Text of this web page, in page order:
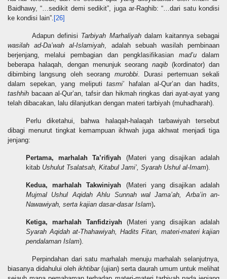
Baidhawy, “…sedikit demi sedikit”, juga ar-Raghib: “…dari satu kondisi
ke kondisi lain”. [26]
Adapun definisi Tarbiyah Marhaliyahdalam kaitannya sebagai
wasilah ad-Da’wah al-Islamiyah, adalah sebuah wasilah pembinaan
berjenjang, melalui pembagian dan pengklasifikasian mad’u dalam
beberapa halaqah, dengan menunjuk seorangnaqib (kordinator) dan
dibimbing langsung oleh seorang murobbi. Durasi pertemuan sekali
dalam sepekan, yang meliputi tasmi’ hafalan al-Qur’an dan hadits,
tashhih bacaan al-Qur’an, tafsir dan hikmah ringkas dari ayat-ayat yang
telah dibacakan, lalu dilanjutkan dengan materi tarbiyah (muhadharah).
Perlu diketahui, bahwa halaqah-halaqah tarbawiyah tersebut
dibagi menurut tingkat kemampuan ikhwah juga akhwat menjadi tiga
jenjang:
Pertama, marhalah Ta’rifiyah (Materi yang disajikan adalah
kitab Ushulut Tsalatsah, Kitabul Jami’, Syarah Ushul al-Imam).
Kedua, marhalah Takwiniyah (Materi yang disajikan adalah
Mujmal Ushul Aqidah Ahlu Sunnah wal Jama’ah, Arba’in an-
Nawawiyah, serta kajian dasar-dasar Islam).
Ketiga, marhalah Tanfidziyah (Materi yang disajikan adalah
SyarahAqidah at-Thahawiyah, Hadits Fitan, materi-materi kajian
pendalaman Islam).
Perpindahan dari satu marhalah menuju marhalah selanjutnya,
biasanya didahului oleh ikhtibar(ujian) serta daurah umum untuk melihat